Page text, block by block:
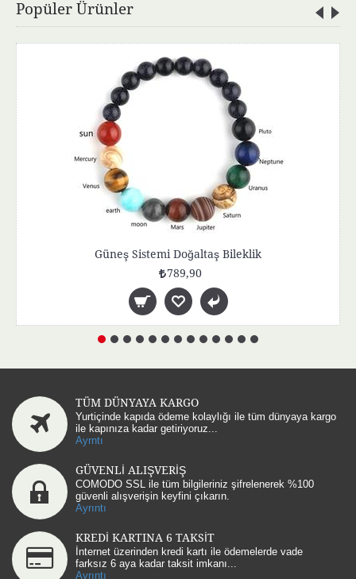
Popüler Ürünler
Güneş Sistemi Doğaltaş Bileklik
789,90
TÜM DÜNYAYA KARGO
Yurtiçinde kapıda ödeme kolaylığı ile tüm dünyaya kargo
ile kapınıza kadar getiriyoruz...
Ayrntı
GÜVENLİ ALIŞVERİŞ
COMODO SSL ile tüm bilgileriniz şifrelenerek %100
güvenli alışverişin keyfini çıkarın.
Ayrıntı
KREDİ KARTINA 6 TAKSİT
İnternet üzerinden kredi kartı ile ödemelerde vade
farksız 6 aya kadar taksit imkanı...
Ayrıntı